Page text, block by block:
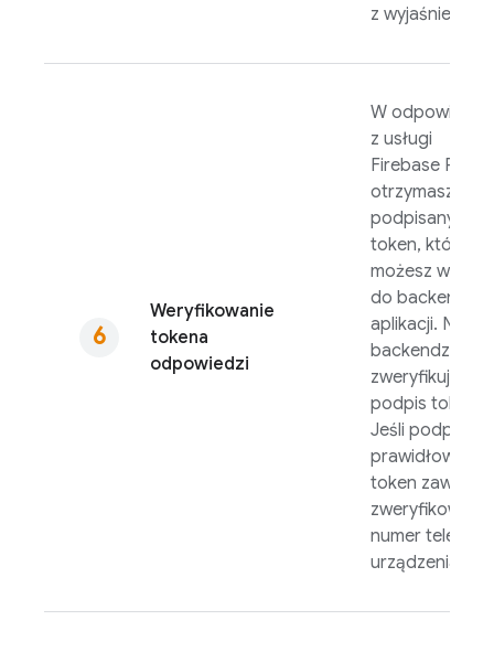
z wyjaśnieniem.
Weryfikowanie
tokena
odpowiedzi
W odpowiedzi
z usługi
Firebase PNV
otrzymasz
podpisany
token, który
możesz wysłać
do backendu
aplikacji. Na
backendzie
zweryfikuj
podpis tokena.
Jeśli podpis
prawidłowy,
token zawiera
zweryfikowany
numer telefonu
urządzenia.